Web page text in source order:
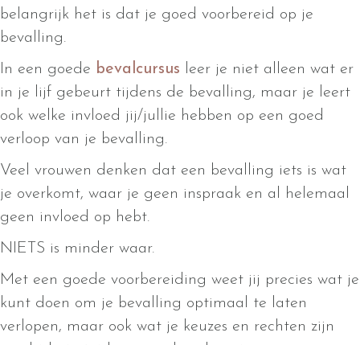
belangrijk het is dat je goed voorbereid op je
bevalling.
In een goede bevalcursus leer je niet alleen wat er
in je lijf gebeurt tijdens de bevalling, maar je leert
ook welke invloed jij/jullie hebben op een goed
verloop van je bevalling.
Veel vrouwen denken dat een bevalling iets is wat
je overkomt, waar je geen inspraak en al helemaal
geen invloed op hebt.
NIETS is minder waar.
Met een goede voorbereiding weet jij precies wat je
kunt doen om je bevalling optimaal te laten
verlopen, maar ook wat je keuzes en rechten zijn